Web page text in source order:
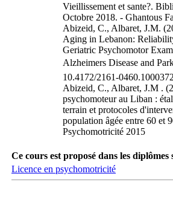
Vieillissement et sante?.
Octobre 2018. - Ghantous
Abizeid, C., Albaret, J.M.
Aging in Lebanon:
Geriatric Psychomotor
Alzheimers Disease and
10.4172/2161-
Abizeid, C., Albaret, J.M .
psychomoteur au Liban :
terrain et protocoles
population âgée entre 60 et
Psychomotricité 2015
Ce cours est proposé dans les diplômes
Licence en psychomotricité